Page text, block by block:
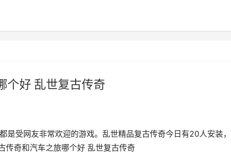
个好 乱世复古传奇
是受网友非常欢迎的游戏。乱世精品复古传奇今日有20人安装，
传奇和汽车之旅哪个好 乱世复古传奇